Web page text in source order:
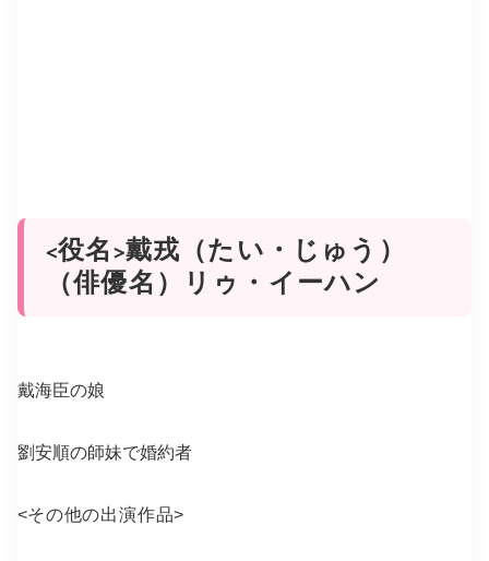
<役名>戴戎（たい・じゅう）
（俳優名）リゥ・イーハン
戴海臣の娘
劉安順の師妹で婚約者
<その他の出演作品>